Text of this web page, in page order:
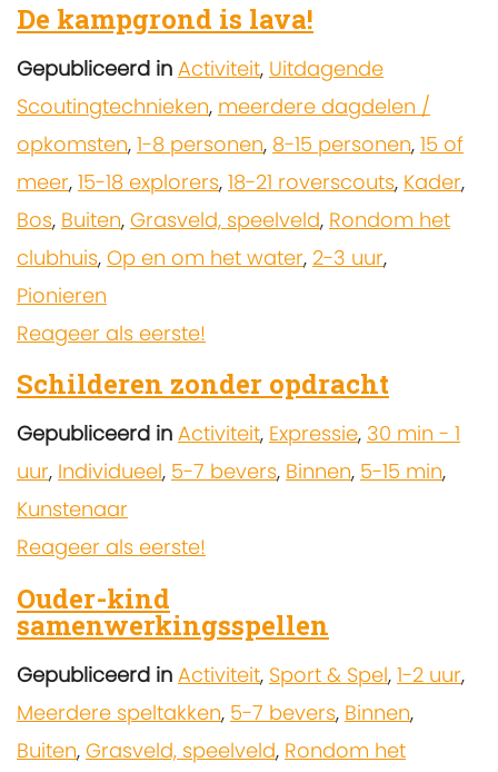
De kampgrond is lava!
Gepubliceerd in Activiteit, Uitdagende
Scoutingtechnieken, meerdere dagdelen /
opkomsten, 1-8 personen, 8-15 personen, 15 of
meer, 15-18 explorers, 18-21 roverscouts, Kader,
Bos, Buiten, Grasveld, speelveld, Rondom het
clubhuis, Op en om het water, 2-3 uur,
Pionieren
Reageer als eerste!
Schilderen zonder opdracht
Gepubliceerd in Activiteit, Expressie, 30 min - 1
uur, Individueel, 5-7 bevers, Binnen, 5-15 min,
Kunstenaar
Reageer als eerste!
Ouder-kind
samenwerkingsspellen
Gepubliceerd in Activiteit, Sport & Spel, 1-2 uur,
Meerdere speltakken, 5-7 bevers, Binnen,
Buiten, Grasveld, speelveld, Rondom het